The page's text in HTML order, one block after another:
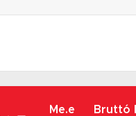
Me.e Bruttó